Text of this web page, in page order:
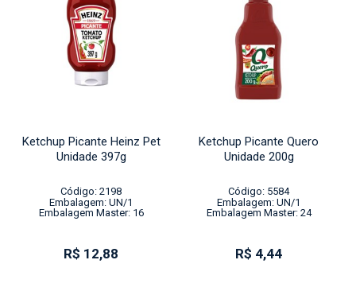
Ketchup Picante Heinz Pet
Unidade 397g
Código: 2198
Embalagem: UN/1
Embalagem Master: 16
R$ 12,88
Ketchup Picante Quero
Unidade 200g
Código: 5584
Embalagem: UN/1
Embalagem Master: 24
R$ 4,44